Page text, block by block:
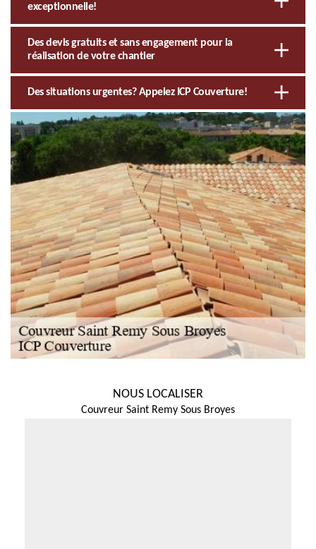
exceptionnelle!
Des devis gratuits et sans engagement pour la
réalisation de votre chantier
Des situations urgentes? Appelez ICP Couverture!
NOUS LOCALISER
Couvreur Saint Remy Sous Broyes